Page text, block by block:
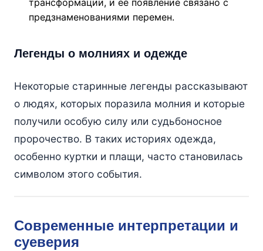
трансформации, и её появление связано с
предзнаменованиями перемен.
Легенды о молниях и одежде
Некоторые старинные легенды рассказывают
о людях, которых поразила молния и которые
получили особую силу или судьбоносное
пророчество. В таких историях одежда,
особенно куртки и плащи, часто становилась
символом этого события.
Современные интерпретации и
суеверия